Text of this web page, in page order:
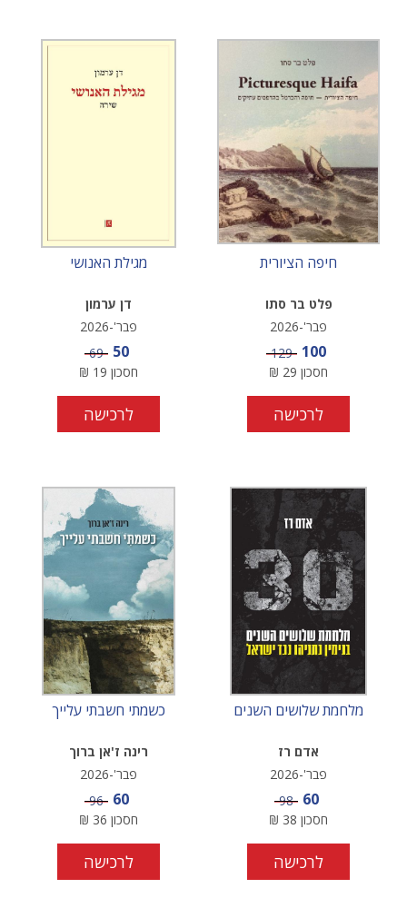
חיפה הציורית
פלט בר סתו
פבר'-2026
מחיר מבצע
100 מחיר
129
חסכון 29
₪
לרכישה
מגילת האנושי
דן ערמון
פבר'-2026
מחיר מבצע
50 מחיר
69
חסכון 19
₪
לרכישה
מלחמת שלושים השנים
אדם רז
פבר'-2026
מחיר מבצע
60 מחיר
98
חסכון 38
₪
לרכישה
כשמתי חשבתי עלייך
רינה ז'אן ברוך
פבר'-2026
מחיר מבצע
60 מחיר
96
חסכון 36
₪
לרכישה